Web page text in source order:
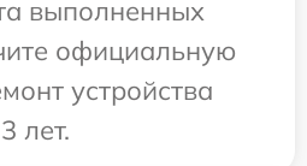
выполненных
официальную
устройства
лет.